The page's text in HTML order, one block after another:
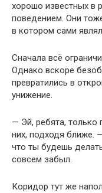
хорошо известных в
поведением. Они
в котором сами
Сначала всё
Однако вскоре
превратились в
унижение.
— Эй, ребята, только
них, подходя ближе.
что ты будешь
совсем забыл.
Коридор тут же